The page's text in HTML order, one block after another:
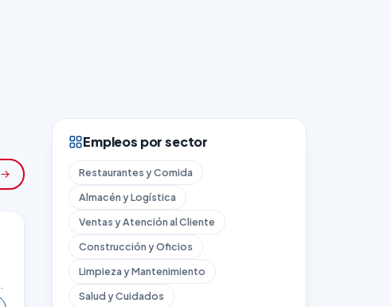
Empleos por sector
Restaurantes y Comida
Almacén y Logística
Ventas y Atención al Cliente
Construcción y Oficios
Limpieza y Mantenimiento
Salud y Cuidados